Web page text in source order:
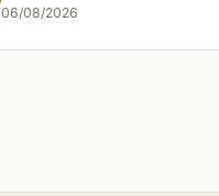
06/08/2026